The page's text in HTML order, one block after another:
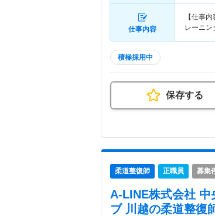
仕事内容
【仕事
レーニ
積極採用中
保存する
柔道整復師 正職員 募集
A-LINE株式会社
ブ 川越の柔道整復